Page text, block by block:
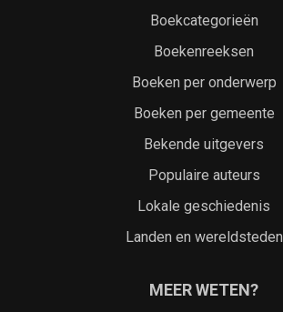
Boekcategorieën
Boekenreeksen
Boeken per onderwerp
Boeken per gemeente
Bekende uitgevers
Populaire auteurs
Lokale geschiedenis
Landen en wereldsteden
MEER WETEN?